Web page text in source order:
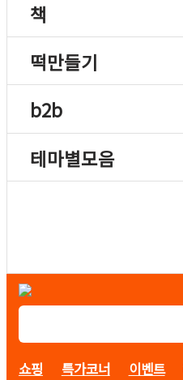
책
떡만들기
b2b
테마별모음
쇼핑 특가코너 이벤트